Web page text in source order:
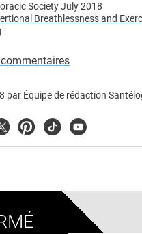
Society July 2018
Breathlessness and
par Équipe de rédaction
Pinterest
TiktokYoutube
Adresse e-mail